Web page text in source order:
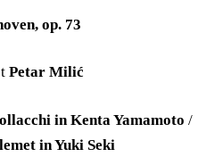
op. 73
Petar Milić
in Kenta Yamamoto /
in Yuki Seki